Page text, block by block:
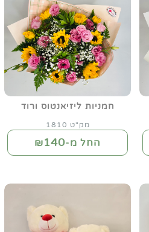
חמניות ליזיאנטוס ורוד
מק"ט 1810
החל מ-₪140